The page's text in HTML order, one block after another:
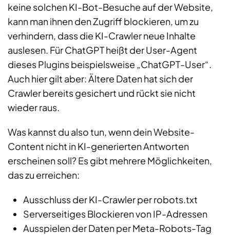
keine solchen KI-Bot-Besuche auf der Website,
kann man ihnen den Zugriff blockieren, um zu
verhindern, dass die KI-Crawler neue Inhalte
auslesen. Für ChatGPT heißt der User-Agent
dieses Plugins beispielsweise „ChatGPT-User“.
Auch hier gilt aber: Ältere Daten hat sich der
Crawler bereits gesichert und rückt sie nicht
wieder raus.
Was kannst du also tun, wenn dein Website-
Content nicht in KI-generierten Antworten
erscheinen soll? Es gibt mehrere Möglichkeiten,
das zu erreichen:
Ausschluss der KI-Crawler per robots.txt
Serverseitiges Blockieren von IP-Adressen
Ausspielen der Daten per Meta-Robots-Tag